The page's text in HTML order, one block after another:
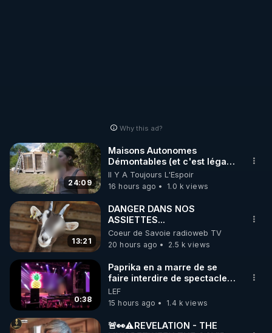
Why this ad?
24:09
Maisons Autonomes
Démontables (et c'est légal).
Visite éco village en
Bretagne
Il Y A Toujours L'Espoir
16 hours ago
1.0 k views
13:21
DANGER DANS NOS
ASSIETTES...
Coeur de Savoie radioweb TV
20 hours ago
2.5 k views
0:38
Paprika en a marre de se
faire interdire de spectacle.
Elle décide donc de devenir
DJ !
LEF
15 hours ago
1.4 k views
🚨👀⚠️REVELATION - THE